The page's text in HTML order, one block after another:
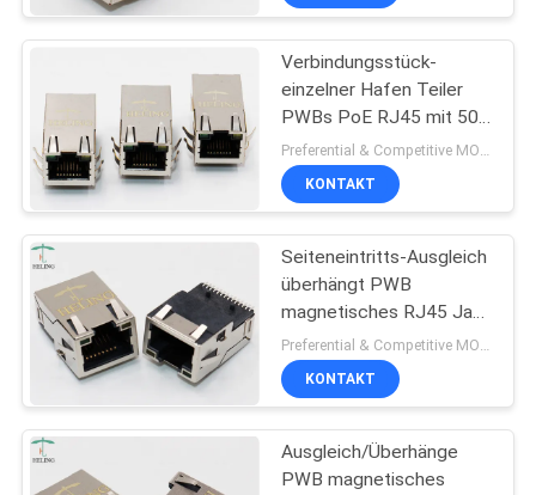
ZITAT
SITEMAP
PRIVACY
POLICY
Verbindungsstück-
einzelner Hafen Teiler
PWBs PoE RJ45 mit 50
U“ Vergolden-AnschlussPreferential & Competitive MOQ:2000
KONTAKT
Seiteneintritts-Ausgleich
überhängt PWB
magnetisches RJ45 Jack
With EMI Finger
KONTAKT
Ausgleich/Überhänge
PWB magnetisches